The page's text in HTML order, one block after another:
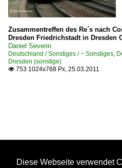
Zusammentreffen des Re´s nach
Dresden Friedrichstadt in Dresden
Daniel Severin
Deutschland / Sonstiges / ~ Sonstiges,
Dresden (sonstige)
 753 1024x768 Px, 25.03.2011
Diese Webseite verwendet